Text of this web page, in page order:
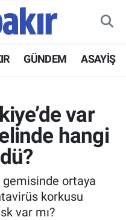
GÜNDEM ASAYİŞ
var
hangi
gemisinde ortaya
korkusu
var mı?
Fikstür